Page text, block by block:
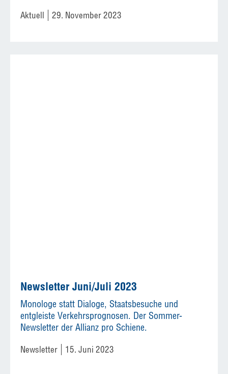
Aktuell 29. November 2023
Newsletter Juni/Juli 2023
Monologe statt Dialoge, Staatsbesuche und
entgleiste Verkehrsprognosen. Der Sommer-
Newsletter der Allianz pro Schiene.
Newsletter 15. Juni 2023